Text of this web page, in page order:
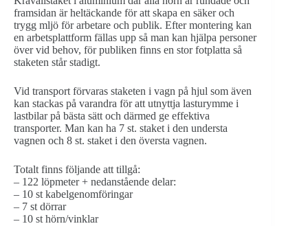
framsidan är heltäckande för att skapa en säker och
trygg mljö för arbetare och publik. Efter montering kan
en arbetsplattform fällas upp så man kan hjälpa personer
över vid behov, för publiken finns en stor fotplatta så
staketen står stadigt.
Vid transport förvaras staketen i vagn på hjul som även
kan stackas på varandra för att utnyttja lasturymme i
lastbilar på bästa sätt och därmed ge effektiva
transporter. Man kan ha 7 st. staket i den understa
vagnen och 8 st. staket i den översta vagnen.
Totalt finns följande att tillgå:
– 122 löpmeter + nedanstående delar:
– 10 st kabelgenomföringar
– 7 st dörrar
– 10 st hörn/vinklar